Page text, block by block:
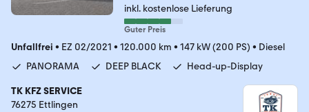
inkl. kostenlose Lieferung
Guter Preis
Unfallfrei • EZ 02/2021 • 120.000 km • 147 kW (200 PS) • Diesel
PANORAMA
DEEP BLACK Head-up-Display
TK KFZ SERVICE
76275 Ettlingen